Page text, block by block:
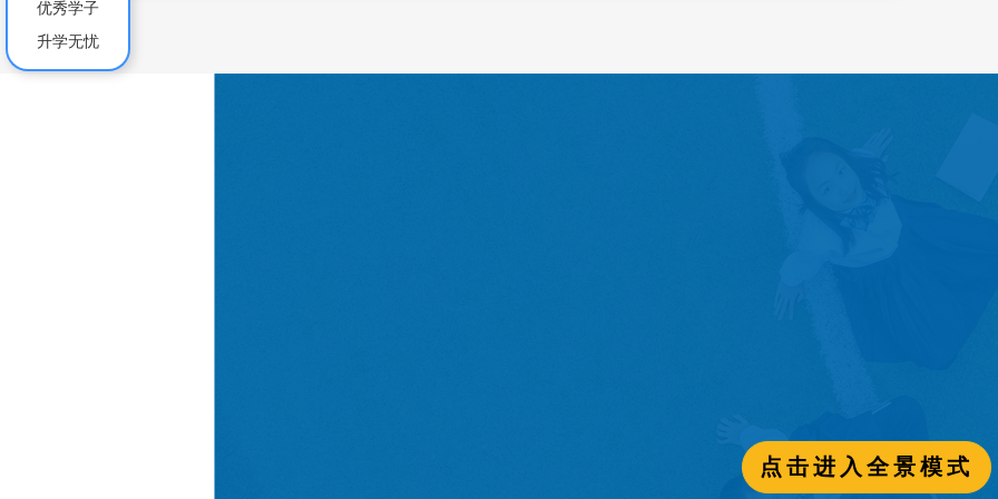
点击进入全景模式
优秀学子
升学无忧